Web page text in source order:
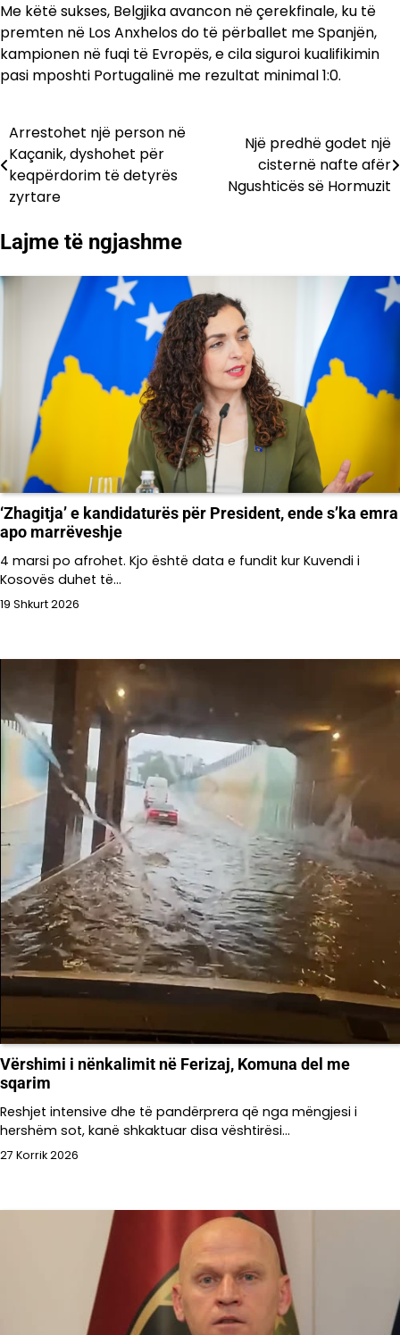
Me këtë sukses, Belgjika avancon në çerekfinale, ku të
premten në Los Anxhelos do të përballet me Spanjën,
kampionen në fuqi të Evropës, e cila siguroi kualifikimin
pasi mposhti Portugalinë me rezultat minimal 1:0.
Lëvizje
te
postimet
Arrestohet një person në
Kaçanik, dyshohet për
keqpërdorim të detyrës
zyrtare
Një predhë godet një
cisternë nafte afër
Ngushticës së Hormuzit
Lajme të ngjashme
‘Zhagitja’ e kandidaturës për President, ende s’ka emra
apo marrëveshje
4 marsi po afrohet. Kjo është data e fundit kur Kuvendi i
Kosovës duhet të…
19 Shkurt 2026
Vërshimi i nënkalimit në Ferizaj, Komuna del me
sqarim
Reshjet intensive dhe të pandërprera që nga mëngjesi i
hershëm sot, kanë shkaktuar disa vështirësi…
27 Korrik 2026